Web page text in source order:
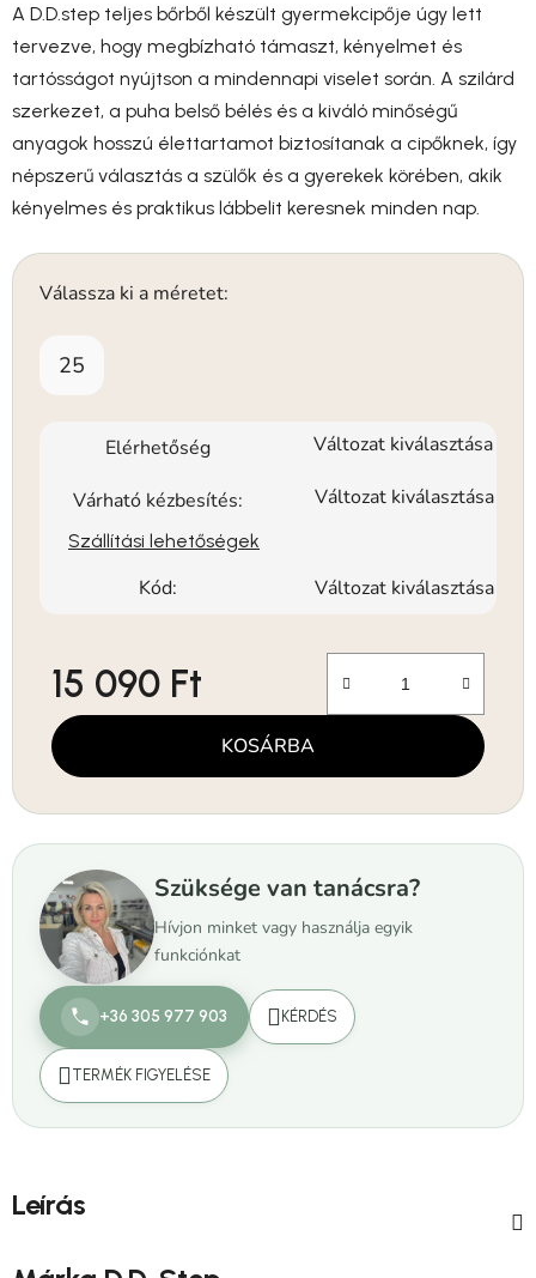
A D.D.step teljes bőrből készült gyermekcipője úgy lett
tervezve, hogy megbízható támaszt, kényelmet és
tartósságot nyújtson a mindennapi viselet során. A szilárd
szerkezet, a puha belső bélés és a kiváló minőségű
anyagok hosszú élettartamot biztosítanak a cipőknek, így
népszerű választás a szülők és a gyerekek körében, akik
kényelmes és praktikus lábbelit keresnek minden nap.
Válassza ki a méretet:
25
Elérhetőség Változat kiválasztása
Várható kézbesítés: Változat kiválasztása
Szállítási lehetőségek
Kód: Változat kiválasztása
15 090 Ft
Egységár:
KOSÁRBA
Szüksége van tanácsra?
Hívjon minket vagy használja egyik
funkciónkat
+36 305 977 903 KÉRDÉS
TERMÉK FIGYELÉSE
Leírás